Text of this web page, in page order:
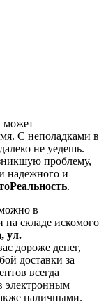
может
С неполадками в
далеко не уедешь.
проблему,
надежного и
.
в
на складе искомого
ул.
дороже денег,
доставки за
всегда
электронным
наличными.